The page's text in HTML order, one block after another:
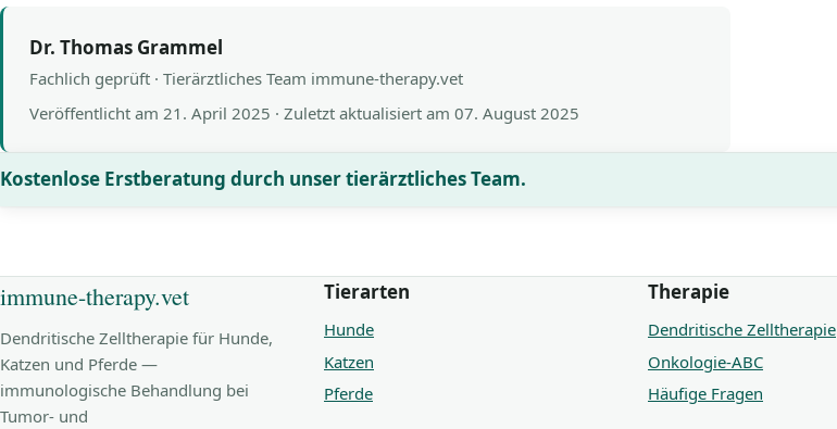
Dr. Thomas Grammel
Fachlich geprüft · Tierärztliches Team immune-therapy.vet
Veröffentlicht am 21. April 2025 · Zuletzt aktualisiert am 07. August 2025
Kostenlose Erstberatung durch unser tierärztliches Team.
immune-therapy.vet
Dendritische Zelltherapie für Hunde,
Katzen und Pferde —
immunologische Behandlung bei
Tumor- und
Tierarten
Hunde
Katzen
Pferde
Therapie
Dendritische Zelltherapie
Onkologie-ABC
Häufige Fragen